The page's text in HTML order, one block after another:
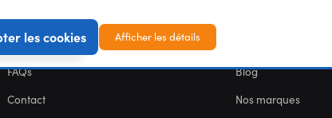
Carte des fablabs
Mentions légales
FAQs
Contact
Blog
Nos marques
les cookies Afficher les détails